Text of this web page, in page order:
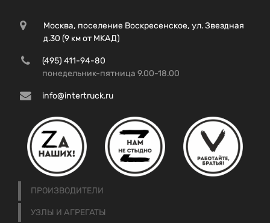
Москва, поселение Воскресенское, ул. Звездная
д.30 (9 км от МКАД)
(495) 411-94-80
понедельник-пятница 9.00-18.00
info@intertruck.ru
ПРОИЗВОДИТЕЛИ
УЗЛЫ И АГРЕГАТЫ